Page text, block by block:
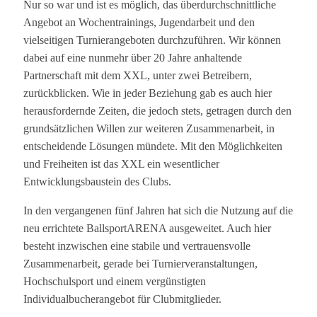
Nur so war und ist es möglich, das überdurchschnittliche
Angebot an Wochentrainings, Jugendarbeit und den
vielseitigen Turnierangeboten durchzuführen. Wir können
dabei auf eine nunmehr über 20 Jahre anhaltende
Partnerschaft mit dem XXL, unter zwei Betreibern,
zurückblicken. Wie in jeder Beziehung gab es auch hier
herausfordernde Zeiten, die jedoch stets, getragen durch den
grundsätzlichen Willen zur weiteren Zusammenarbeit, in
entscheidende Lösungen mündete. Mit den Möglichkeiten
und Freiheiten ist das XXL ein wesentlicher
Entwicklungsbaustein des Clubs.
In den vergangenen fünf Jahren hat sich die Nutzung auf die
neu errichtete BallsportARENA ausgeweitet. Auch hier
besteht inzwischen eine stabile und vertrauensvolle
Zusammenarbeit, gerade bei Turnierveranstaltungen,
Hochschulsport und einem vergünstigten
Individualbucherangebot für Clubmitglieder.